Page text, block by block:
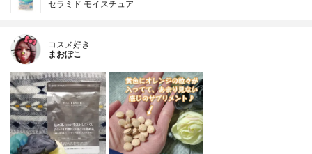
セラミド モイスチュア
コスメ好き
まおぽこ